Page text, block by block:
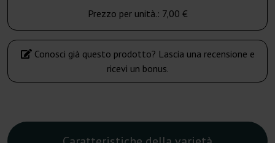
Prezzo per unità.: 7,00 €
Conosci già questo prodotto? Lascia una recensione e
ricevi un bonus.